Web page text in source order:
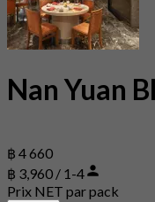
Nan Yuan
฿ 4 660
฿ 3,960 / 1-4
Prix NET par pack